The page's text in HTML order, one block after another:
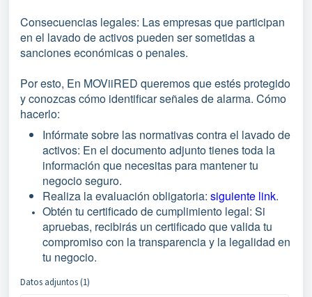
Consecuencias legales: Las empresas que participan
en el lavado de activos pueden ser sometidas a
sanciones económicas o penales.
Por esto, En MOViiRED queremos que estés protegido
y conozcas cómo identificar señales de alarma. Cómo
hacerlo:
Infórmate sobre las normativas contra el lavado de
activos: En el documento adjunto tienes toda la
información que necesitas para mantener tu
negocio seguro.
Realiza la evaluación obligatoria: siguiente link.
Obtén tu certificado de cumplimiento legal: Si
apruebas, recibirás un certificado que valida tu
compromiso con la transparencia y la legalidad en
tu negocio.
Datos adjuntos (1)